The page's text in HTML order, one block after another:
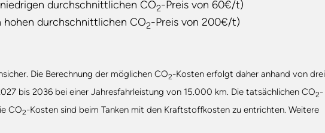
durchschnittlichen CO2-Preis von 60€/t)
durchschnittlichen CO2-Preis von 200€/t)
Die Berechnung der möglichen CO2-Kosten erfolgt daher anhand von drei
bis 2036 bei einer Jahresfahrleistung von 15.000 km. Die tatsächlichen CO2-
CO2-Kosten sind beim Tanken mit den Kraftstoffkosten zu entrichten. Weitere